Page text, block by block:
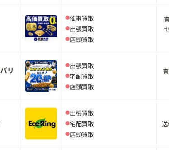
催事買取
出張買取
店頭買取
リ
出張買取
宅配買取
店頭買取
出張買取
宅配買取
店頭買取